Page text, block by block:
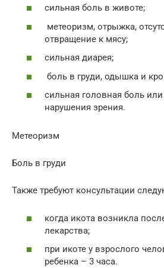
сильная боль в животе;
метеоризм, отрыжка,
отвращение к мясу;
сильная диарея;
боль в груди, одышка и
сильная головная боль
нарушения зрения.
Метеоризм
Боль в груди
Также требуют консультации
когда икота возникла
лекарства;
при икоте у взрослого
ребенка – 3 часа.